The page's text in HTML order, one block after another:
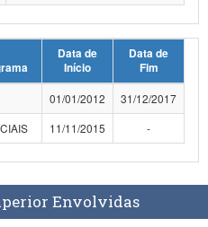
Data de
Início
Data de
Fim
01/01/2012
31/12/2017
11/11/2015 -
Envolvidas